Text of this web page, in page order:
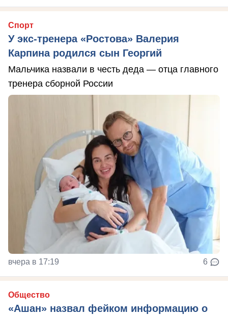
Спорт
У экс-тренера «Ростова» Валерия
Карпина родился сын Георгий
Мальчика назвали в честь деда — отца главного
тренера сборной России
вчера в 17:19 6
Общество
«Ашан» назвал фейком информацию о